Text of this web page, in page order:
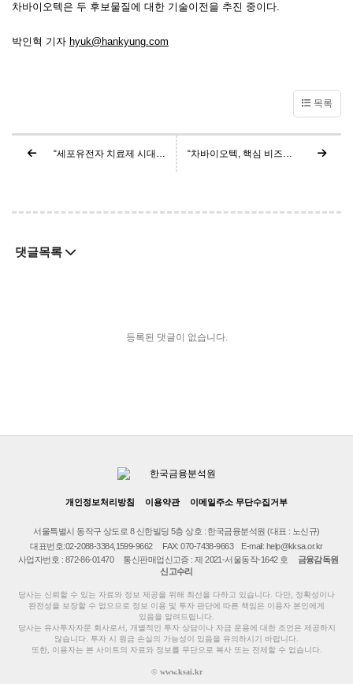
차바이오텍은 두 후보물질에 대한 기술이전을 추진 중이다.
박인혁 기자 hyuk@hankyung.com
목록
“세포유전자 치료제 시대… 제약바이오, CDMO사업 기웃기웃” “차바이오텍, 핵심 비즈니스 모델은 머니타이제이션과 R&D 개발의 선순환 구조”
댓글목록
등록된 댓글이 없습니다.
개인정보처리방침 이용약관 이메일주소 무단수집거부
서울특별시 동작구 상도로 8 신한빌딩 5층 상호 : 한국금융분석원 (대표 : 노신규)
대표번호:02-2088-3384,1599-9662
FAX: 070-7438-9663
E-mail: help@kksa.or.kr
사업자번호 : 872-86-01470 통신판매업신고증 : 제 2021-서울동작-1642 호
금융감독원
신고수리
당사는 신뢰할 수 있는 자료와 정보 제공을 위해 최선을 다하고 있습니다. 다만, 정확성이나
완전성을 보장할 수 없으므로 정보 이용 및 투자 판단에 따른 책임은 이용자 본인에게
있음을 알려드립니다.
당사는 유사투자자문 회사로서, 개별적인 투자 상담이나 자금 운용에 대한 조언은 제공하지
않습니다. 투자 시 원금 손실의 가능성이 있음을 유의하시기 바랍니다.
또한, 이용자는 본 사이트의 자료와 정보를 무단으로 복사 또는 전제할 수 없습니다.
© www.ksai.kr